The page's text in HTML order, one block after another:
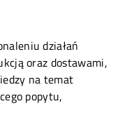
działań
oraz dostawami,
na temat
popytu,